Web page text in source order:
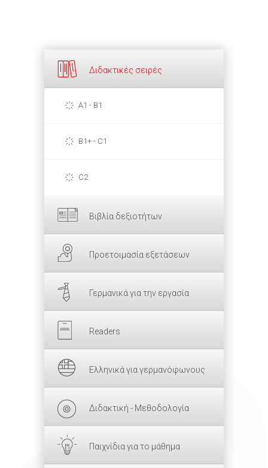
Διδακτικές σειρές
A1 - B1
B1+ - C1
C2
Βιβλία δεξιοτήτων
Προετοιμασία εξετάσεων
Γερμανικά για την εργασία
Readers
Ελληνικά για γερμανόφωνους
Διδακτική - Μεθοδολογία
Παιχνίδια για το μάθημα